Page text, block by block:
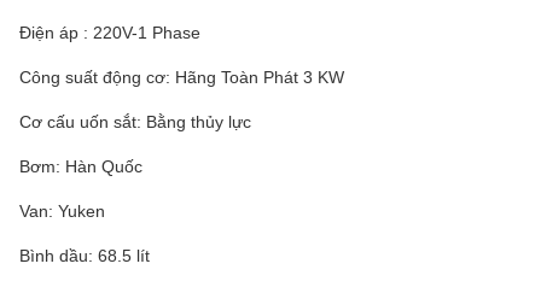
Điện áp : 220V-1 Phase
Công suất động cơ: Hãng Toàn Phát 3 KW
Cơ cấu uốn sắt: Bằng thủy lực
Bơm: Hàn Quốc
Van: Yuken
Bình dầu: 68.5 lít